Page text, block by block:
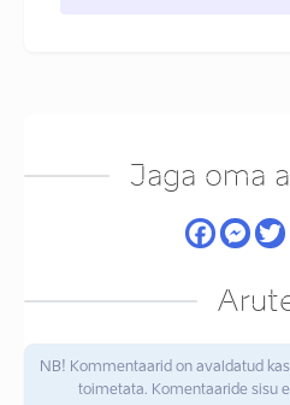
Jaga oma
NB! Kommentaarid on avaldatud
toimetata. Komentaaride sisu